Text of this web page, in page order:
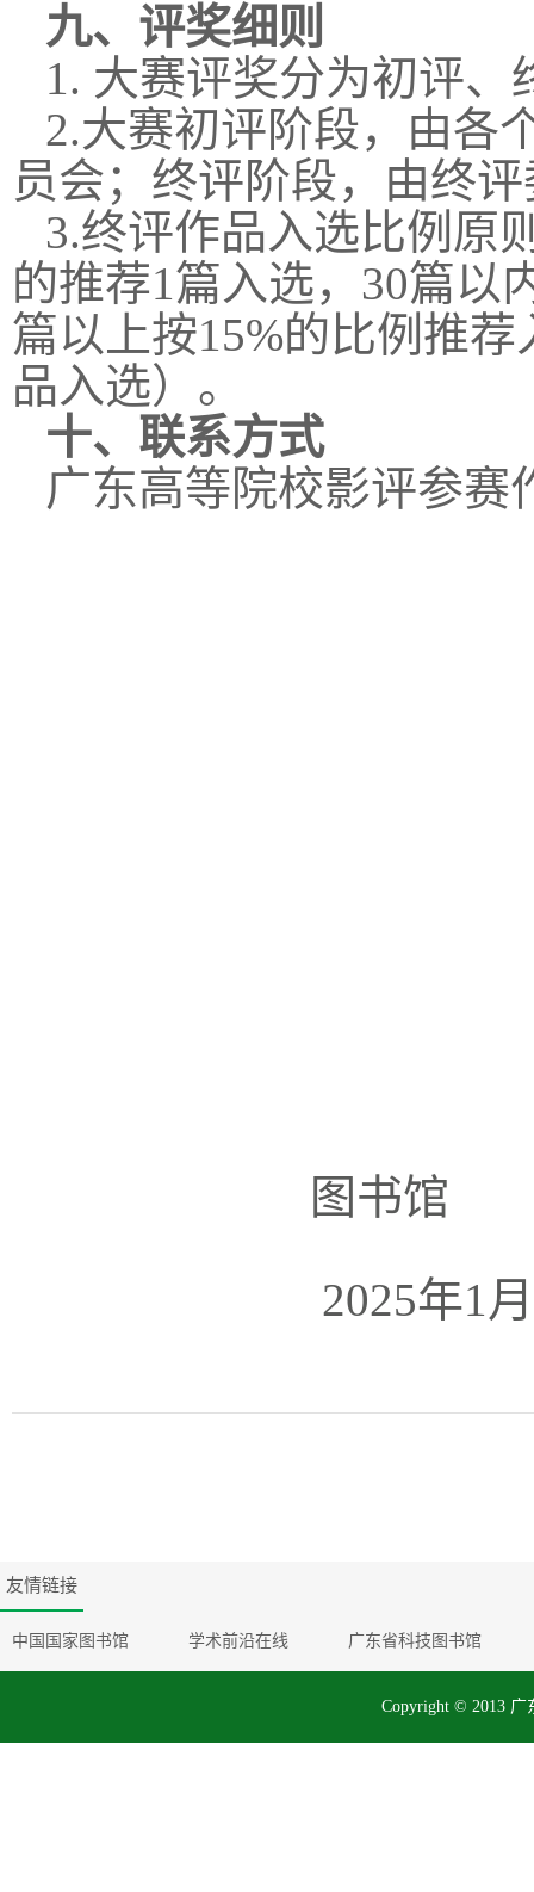
九、评奖细则
1. 大赛评奖分为初评、
2.大赛初评阶段，由各
员会；终评阶段，由终
3.终评作品入选比例原
的推荐1篇入选，30篇以
篇以上按15%的比例推
品入选）。
十、联系方式
广东高等院校影评参赛
图
2025年1
友情链接
中国国家图书馆 学术前沿在线 广东省科技图书馆
Copyright © 2013 广